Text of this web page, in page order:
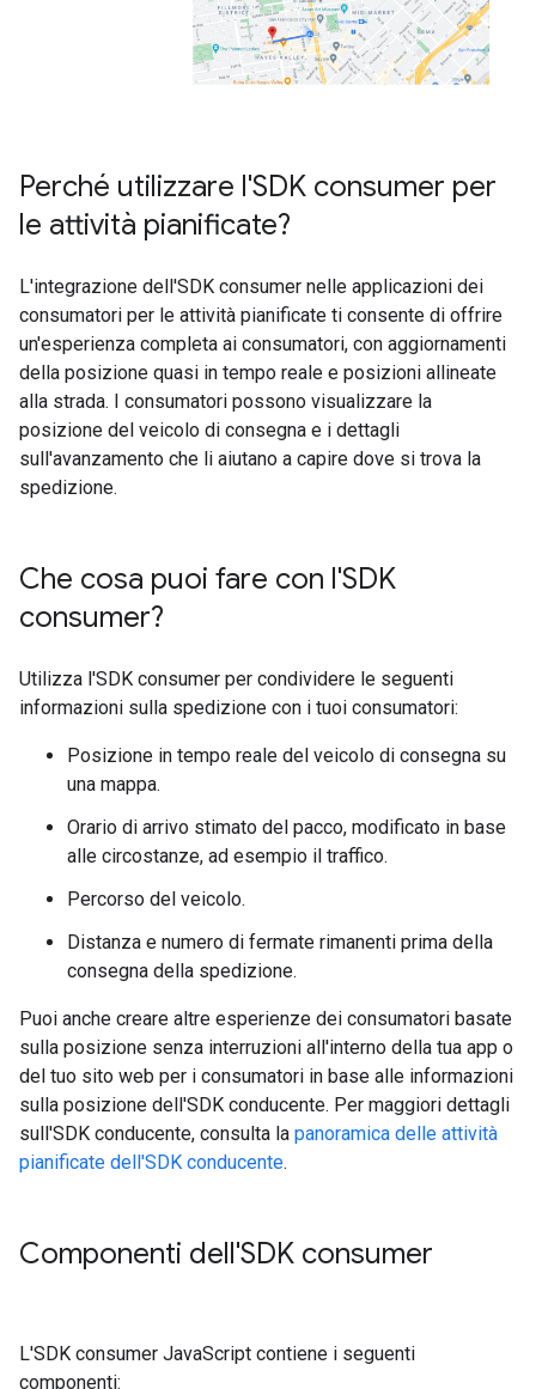
Perché utilizzare l'SDK consumer per
le attività pianificate?
L'integrazione dell'SDK consumer nelle applicazioni dei
consumatori per le attività pianificate ti consente di offrire
un'esperienza completa ai consumatori, con aggiornamenti
della posizione quasi in tempo reale e posizioni allineate
alla strada. I consumatori possono visualizzare la
posizione del veicolo di consegna e i dettagli
sull'avanzamento che li aiutano a capire dove si trova la
spedizione.
Che cosa puoi fare con l'SDK
consumer?
Utilizza l'SDK consumer per condividere le seguenti
informazioni sulla spedizione con i tuoi consumatori:
Posizione in tempo reale del veicolo di consegna su
una mappa.
Orario di arrivo stimato del pacco, modificato in base
alle circostanze, ad esempio il traffico.
Percorso del veicolo.
Distanza e numero di fermate rimanenti prima della
consegna della spedizione.
Puoi anche creare altre esperienze dei consumatori basate
sulla posizione senza interruzioni all'interno della tua app o
del tuo sito web per i consumatori in base alle informazioni
sulla posizione dell'SDK conducente. Per maggiori dettagli
sull'SDK conducente, consulta la panoramica delle attività
pianificate dell'SDK conducente.
Componenti dell'SDK consumer
L'SDK consumer JavaScript contiene i seguenti
componenti: